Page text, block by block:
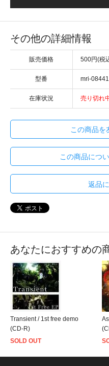
その他の詳細情報
販売価格 500円(税
型番 mri-08441
在庫状況 売り切れ
この商品を
この商品につ
返品
あなたにおすすめの
Transient / 1st free demo
(CD-R)
SOLD OUT